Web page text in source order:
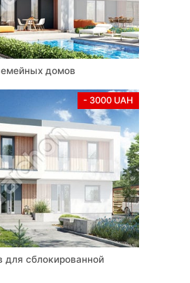
домов
- 3000 UAH
для сблокированной